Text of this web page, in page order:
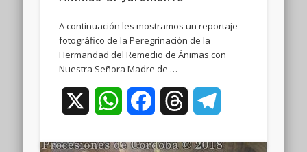
A continuación les mostramos un reportaje
fotográfico de la Peregrinación de la
Hermandad del Remedio de Ánimas con
Nuestra Señora Madre de …
WhatsAppFacebookThreads